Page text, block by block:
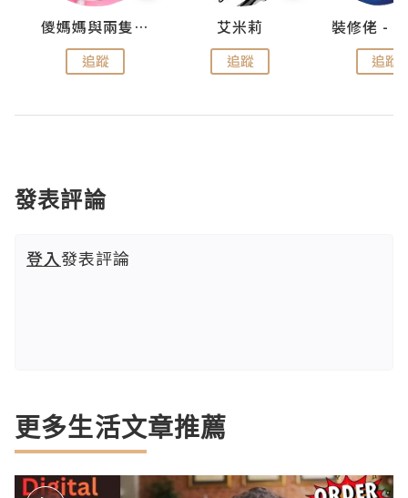
儍媽媽與兩隻小魔怪之家
追蹤
艾米莉
追蹤 追蹤
發表評論
登入發表評論
更多生活文章推薦